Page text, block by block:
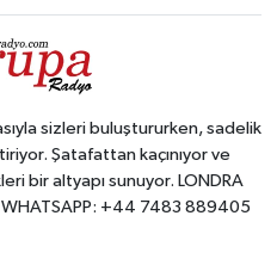
sizleri buluştururken, sadelik
Şatafattan kaçınıyor ve
bir altyapı sunuyor. LONDRA
+44 7483 889405